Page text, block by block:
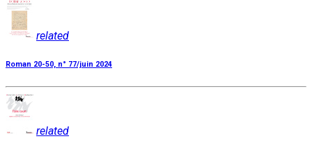
related
Roman 20-50, n° 77/juin 2024
related